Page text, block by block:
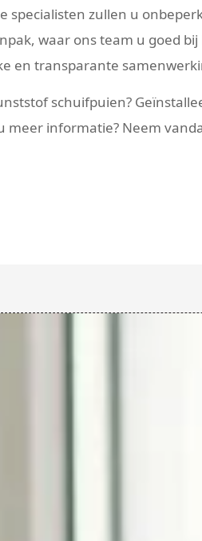
specialisten zullen u
waar ons team u goed
en transparante
schuifpuien?
meer informatie? Neem